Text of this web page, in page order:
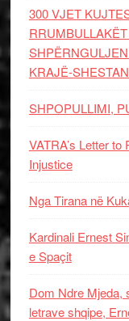
300 VJET
KRAJË-
SHPOPULLIMI,
VATRA’s Letter
Injustice
Nga Tirana në
Kardinali Ernest
e Spaçit
Dom Ndre Mjeda,
letrave shqipe,